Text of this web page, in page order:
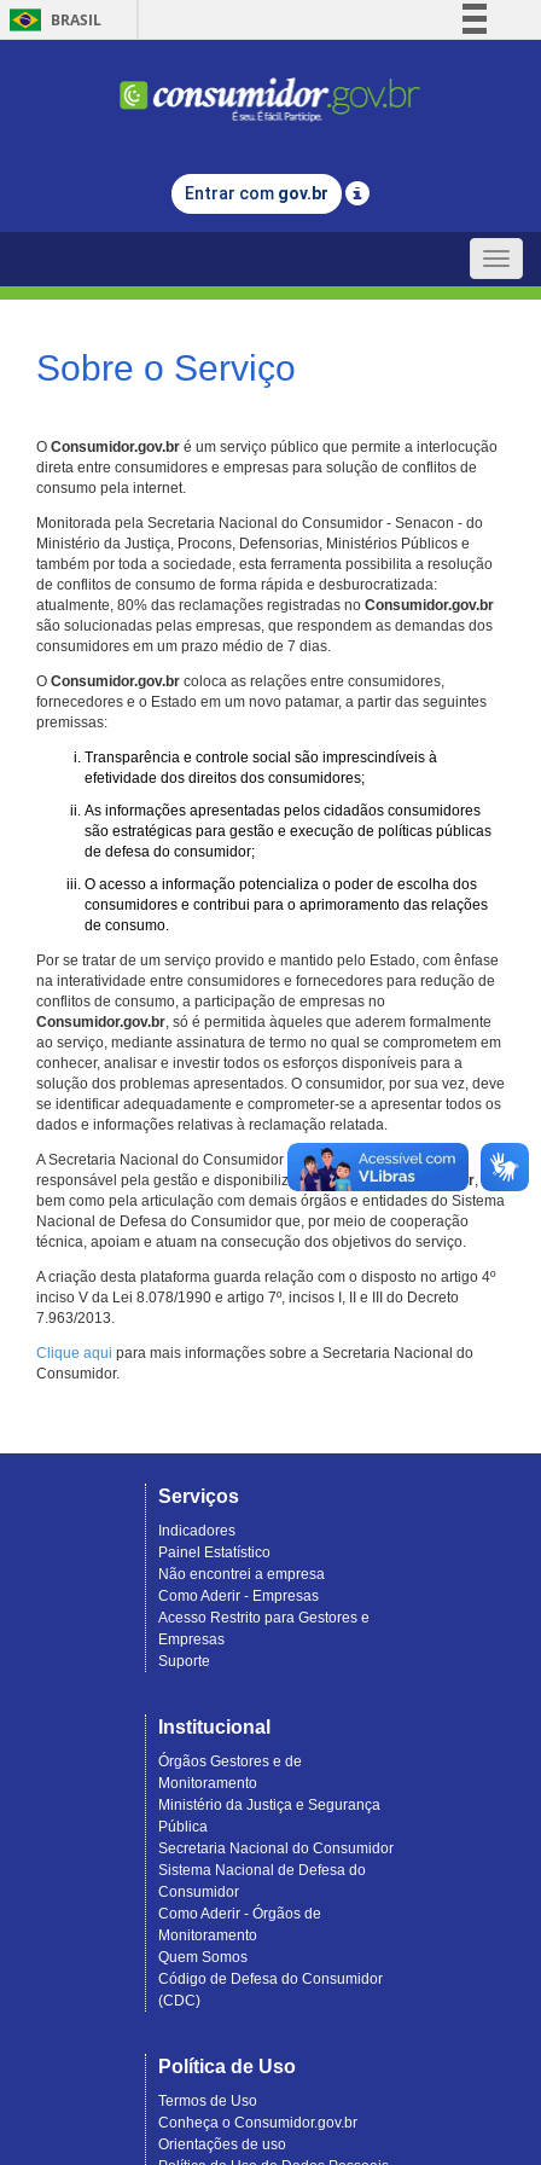
BRASIL
Comunica BR
Legislação
Entrar com gov.br
Toggle
Sobre o Serviço
O Consumidor.gov.br é um serviço público que permite a interlocução
direta entre consumidores e empresas para solução de conflitos de
consumo pela internet.
Monitorada pela Secretaria Nacional do Consumidor - Senacon - do
Ministério da Justiça, Procons, Defensorias, Ministérios Públicos e
também por toda a sociedade, esta ferramenta possibilita a resolução
de conflitos de consumo de forma rápida e desburocratizada:
atualmente, 80% das reclamações registradas no Consumidor.gov.br
são solucionadas pelas empresas, que respondem as demandas dos
consumidores em um prazo médio de 7 dias.
O Consumidor.gov.br coloca as relações entre consumidores,
fornecedores e o Estado em um novo patamar, a partir das seguintes
premissas:
Transparência e controle social são imprescindíveis à
efetividade dos direitos dos consumidores;
As informações apresentadas pelos cidadãos consumidores
são estratégicas para gestão e execução de políticas públicas
de defesa do consumidor;
O acesso a informação potencializa o poder de escolha dos
consumidores e contribui para o aprimoramento das relações
de consumo.
Por se tratar de um serviço provido e mantido pelo Estado, com ênfase
na interatividade entre consumidores e fornecedores para redução de
conflitos de consumo, a participação de empresas no
Consumidor.gov.br, só é permitida àqueles que aderem formalmente
ao serviço, mediante assinatura de termo no qual se comprometem em
conhecer, analisar e investir todos os esforços disponíveis para a
solução dos problemas apresentados. O consumidor, por sua vez, deve
se identificar adequadamente e comprometer-se a apresentar todos os
dados e informações relativas à reclamação relatada.
A Secretaria Nacional do Consumidor do Ministério da Justiça é a
responsável pela gestão e disponibilização doConsumidor.gov.br,
bem como pela articulação com demais órgãos e entidades do Sistema
Nacional de Defesa do Consumidor que, por meio de cooperação
técnica, apoiam e atuam na consecução dos objetivos do serviço.
A criação desta plataforma guarda relação com o disposto no artigo 4º
inciso V da Lei 8.078/1990 e artigo 7º, incisos I, II e III do Decreto
7.963/2013.
Clique aqui para mais informações sobre a Secretaria Nacional do
Consumidor.
Serviços
Indicadores
Painel Estatístico
Não encontrei a empresa
Como Aderir - Empresas
Acesso Restrito para Gestores e
Empresas
Suporte
Institucional
Órgãos Gestores e de
Monitoramento
Ministério da Justiça e Segurança
Pública
Secretaria Nacional do Consumidor
Sistema Nacional de Defesa do
Consumidor
Como Aderir - Órgãos de
Monitoramento
Quem Somos
Código de Defesa do Consumidor
(CDC)
Política de Uso
Termos de Uso
Conheça o Consumidor.gov.br
Orientações de uso